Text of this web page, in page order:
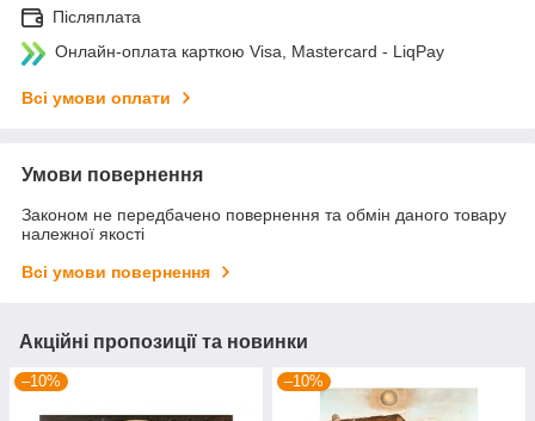
Післяплата
Онлайн-оплата карткою Visa, Mastercard - LiqPay
Всі умови оплати
Умови повернення
Законом не передбачено повернення та обмін даного товару
належної якості
Всі умови повернення
Акційні пропозиції та новинки
–10% –10%